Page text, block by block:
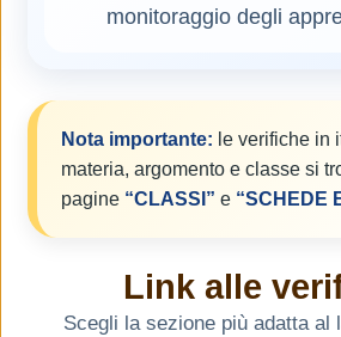
monitoraggio degli
Nota importante: le verifiche in
materia, argomento e classe si
pagine “CLASSI” e “SCHEDE
Link alle
Scegli la sezione più adatta al